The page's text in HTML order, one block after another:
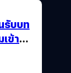
รับบท
ข้าพบ